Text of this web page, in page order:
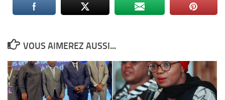
VOUS AIMEREZ AUSSI...